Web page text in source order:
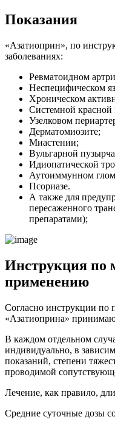
Показания
«Азатиоприн», по
заболеваниях:
Ревматоидном
Неспецифическом
Хроническом
Системной красной
Узелковом
Дерматомиозите;
Миастении;
Вульгарной
Идиопатической
Аутоиммунном
Псориазе.
А также для
пересаженного
препаратами);
Инструкция по
применению
Согласно инструкции по
«Азатиоприна»
В каждом отдельном
индивидуально, в
показаний, степени
проводимой
Лечение, как правило,
Средние суточные дозы